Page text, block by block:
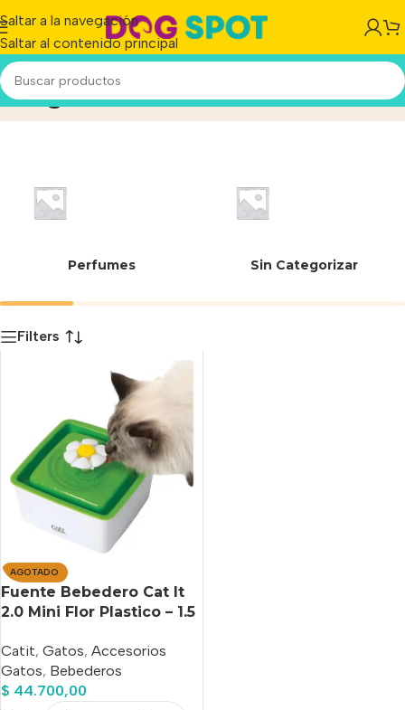
Saltar a la navegación
Saltar al contenido principal
HagenInicio/Producto
Perfumes Sin Categorizar
Filters
AGOTADO
Fuente Bebedero Cat It
2.0 Mini Flor Plastico – 1.5
Catit, Gatos, Accesorios
Gatos, Bebederos
$ 44.700,00